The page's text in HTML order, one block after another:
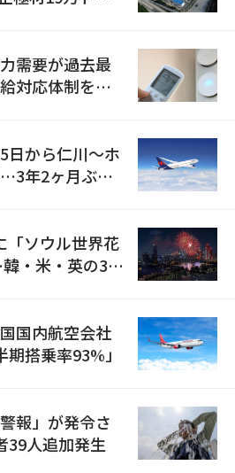
需要が過去最
対応体制を点
日から仁川〜ホ
年2ヶ月ぶり
「ソウル世界花
・米・英の3カ
国内航空会社
搭乗率93%」
報」が発令さ
39人追加発生